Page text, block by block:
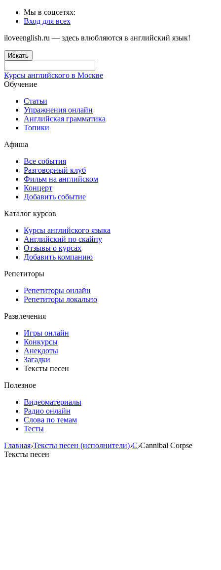
Мы в соцсетях:
Вход для всех
iloveenglish.ru — здесь влюбляются в английский язык!
Искать
Курсы английского в Москве
Обучение
Статьи
Упражнения онлайн
Английская грамматика
Топики
Афиша
Все события
Разговорный клуб
Фильм на английском
Концерт
Добавить событие
Каталог курсов
Курсы английского языка
Английский по скайпу
Отзывы о курсах
Добавить компанию
Репетиторы
Репетиторы онлайн
Репетиторы локально
Развлечения
Игры онлайн
Конкурсы
Анекдоты
Загадки
Тексты песен
Полезное
Видеоматериалы
Радио онлайн
Слова по темам
Тесты
Главная›Тексты песен (исполнители)›C›Cannibal Corpse
Тексты песен